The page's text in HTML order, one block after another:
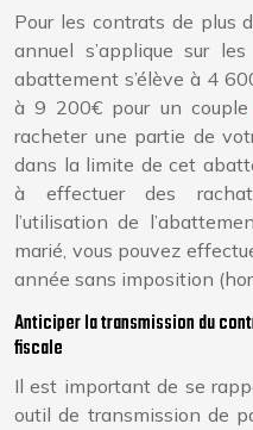
Pour les contrats de plus
annuel s’applique sur
abattement s’élève à 4
à 9 200€ pour un couple
racheter une partie de
dans la limite de cet
à effectuer des
l’utilisation de
marié, vous pouvez
année sans imposition
Anticiper la transmission du
fiscale
Il est important de se
outil de transmission de